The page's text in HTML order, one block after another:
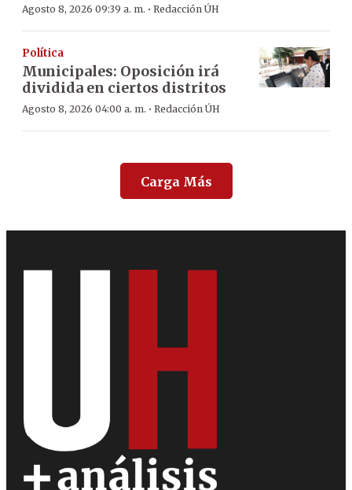
Agosto 8, 2026 09:39 a. m. · Redacción ÚH
Política
Municipales: Oposición irá
dividida en ciertos distritos
Agosto 8, 2026 04:00 a. m. · Redacción ÚH
Carga Más